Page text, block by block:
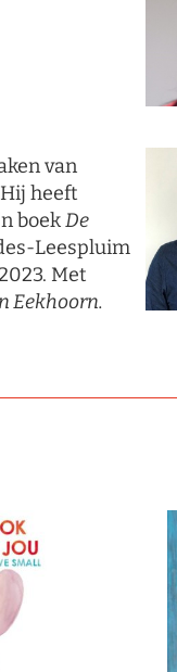
van
heeft
boekDe
Leespluim
Met
Eekhoorn.